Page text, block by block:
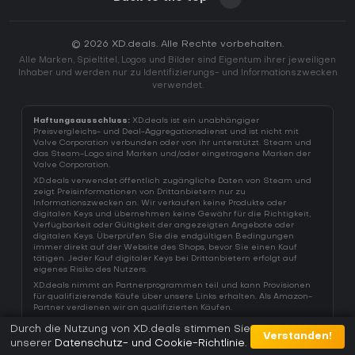
© 2026 XD.deals. Alle Rechte vorbehalten.
Alle Marken, Spieltitel, Logos und Bilder sind Eigentum ihrer jeweiligen
Inhaber und werden nur zu Identifizierungs- und Informationszwecken
verwendet.
Haftungsausschluss: XD.deals ist ein unabhängiger
Preisvergleichs- und Deal-Aggregationsdienst und ist nicht mit
Valve Corporation verbunden oder von ihr unterstützt. Steam und
das Steam-Logo sind Marken und/oder eingetragene Marken der
Valve Corporation.
XD.deals verwendet öffentlich zugängliche Daten von Steam und
zeigt Preisinformationen von Drittanbietern nur zu
Informationszwecken an. Wir verkaufen keine Produkte oder
digitalen Keys und übernehmen keine Gewähr für die Richtigkeit,
Verfügbarkeit oder Gültigkeit der angezeigten Angebote oder
digitalen Keys. Überprüfen Sie die endgültigen Bedingungen
immer direkt auf der Website des Shops, bevor Sie einen Kauf
tätigen. Jeder Kauf digitaler Keys bei Drittanbietern erfolgt auf
eigenes Risiko des Nutzers.
XD.deals nimmt an Partnerprogrammen teil und kann Provisionen
für qualifizierende Käufe über unsere Links erhalten. Als Amazon-
Partner verdienen wir an qualifizierten Käufen.
Durch die Nutzung von XD.deals stimmen Sie
unserer Datenschutz- und Cookie-Richtlinie
Verstanden!